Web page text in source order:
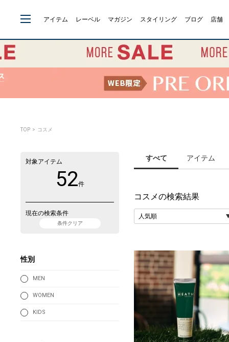
アイテム レーベル マガジン スタイリング ブログ 店舗
TOP > コスメ
すべて アイテム
コスメの検索結果
対象アイテム
52件
現在の検索条件
条件クリア
性別
MEN
WOMEN
KIDS